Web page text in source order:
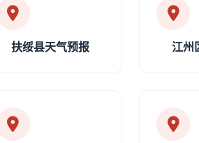
扶绥县天气预报 江州